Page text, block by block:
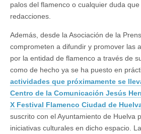
palos del flamenco o cualquier duda
redacciones.
Además, desde la Asociación de la
comprometen a difundir y promover las
por la entidad de flamenco a través de
como de hecho ya se ha puesto en
actividades que próximamente se
Centro de la Comunicación Jesús
X Festival Flamenco Ciudad de
suscrito con el Ayuntamiento de Huelva
iniciativas culturales en dicho espacio.